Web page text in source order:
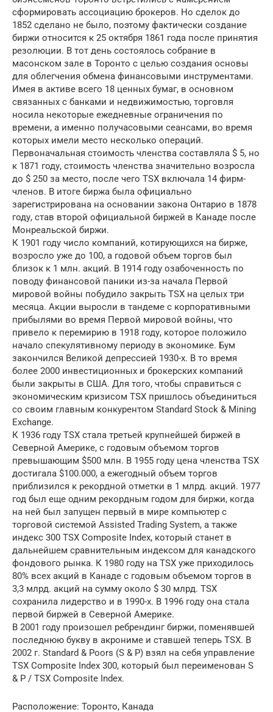
сформировать ассоциацию брокеров. Но сделок до
1852 сделано не было, поэтому фактически создание
биржи относится к 25 октября 1861 года после принятия
резолюции. В тот день состоялось собрание в
масонском зале в Торонто с целью создания основы
для облегчения обмена финансовыми инструментами.
Имея в активе всего 18 ценных бумаг, в основном
связанных с банками и недвижимостью, торговля
носила некоторые ежедневные ограничения по
времени, а именно получасовыми сеансами, во время
которых имели место несколько операций.
Первоначальная стоимость членства составляла $ 5, но
к 1871 году, стоимость членства значительно возросла
до $ 250 за место, после чего TSX включала 14 фирм-
членов. В итоге биржа была официально
зарегистрирована на основании закона Онтарио в 1878
году, став второй официальной биржей в Канаде после
Монреальской биржи.
К 1901 году число компаний, котирующихся на бирже,
возросло уже до 100, а годовой объем торгов был
близок к 1 млн. акций. В 1914 году озабоченность по
поводу финансовой паники из-за начала Первой
мировой войны побудило закрыть TSX на целых три
месяца. Акции выросли в тандеме с корпоративными
прибылями во время Первой мировой войны, что
привело к перемирию в 1918 году, которое положило
начало спекулятивному периоду в экономике. Бум
закончился Великой депрессией 1930-х. В то время
более 2000 инвестиционных и брокерских компаний
были закрыты в США. Для того, чтобы справиться с
экономическим кризисом TSX пришлось объединиться
со своим главным конкурентом Standard Stock & Mining
Exchange.
К 1936 году TSX стала третьей крупнейшей биржей в
Северной Америке, с годовым объемом торгов
превышающим $500 млн. В 1955 году цена членства TSX
достигала $100.000, а ежегодный объем торгов
приблизился к рекордной отметки в 1 млрд. акций. 1977
год был еще одним рекордным годом для биржи, когда
на ней был запущен первый в мире компьютер с
торговой системой Assisted Trading System, а также
индекс 300 TSX Composite Index, который станет в
дальнейшем сравнительным индексом для канадского
фондового рынка. К 1980 году на TSX уже приходилось
80% всех акций в Канаде с годовым объемом торгов в
3,3 млрд. акций на сумму около $ 30 млрд. TSX
сохранила лидерство и в 1990-х. В 1996 году она стала
первой биржей в Северной Америке.
В 2001 году произошел ребрендинг биржи, поменявшей
последнюю букву в акрониме и ставшей теперь TSX. В
2002 г. Standard & Poors (S & P) взял на себя управление
TSX Composite Index 300, который был переименован S
& P / TSX Composite Index.
Расположение: Торонто, Канада